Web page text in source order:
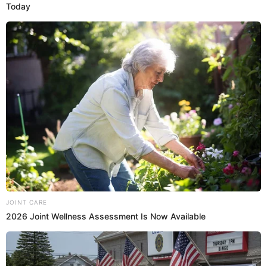
22 May 2024 | 13:47 h
Jesús María: Bus de la línea 91 se despista e
impacta contra paradero en la avenida Brasil
pasajeros en el paradero al momento del choque. Sin embargo, la
estructura metálica resultó dañada.
Frank Capuñay
Jesús María